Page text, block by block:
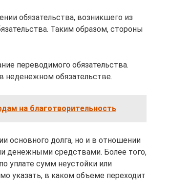
обязательства, возникшего из
Таким образом, стороны
переводимого обязательства.
неденежном обязательстве.
на благотворительность
основного долга, но и в отношении
денежными средствами. Более того,
уплате сумм неустойки или
указать, в каком объеме переходит